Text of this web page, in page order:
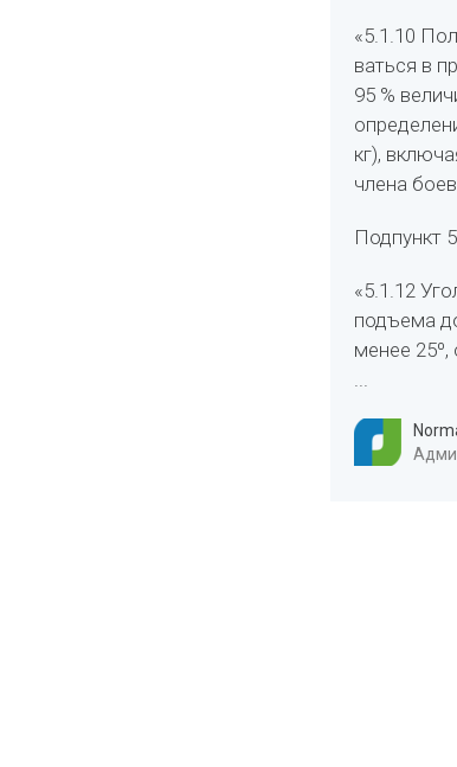
«5.1.10
ваться в
95 %
кг),
члена
Подпункт
«5.1.12
подъема
менее 25º,